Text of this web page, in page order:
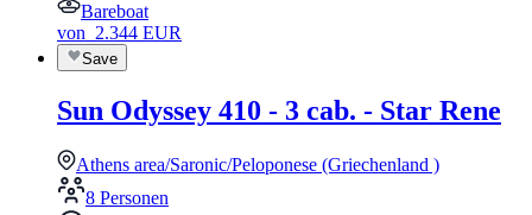
Bareboat
von 2.344 EUR
Save
Sun Odyssey 410 - 3 cab. - Star Rene
Athens area/Saronic/Peloponese (Griechenland )
8 Personen